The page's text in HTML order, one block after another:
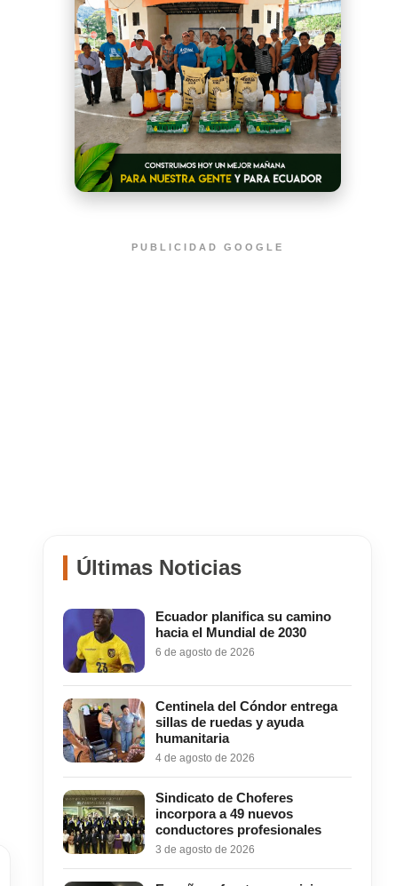
PUBLICIDAD GOOGLE
Últimas Noticias
Ecuador planifica su camino
hacia el Mundial de 2030
6 de agosto de 2026
Centinela del Cóndor entrega
sillas de ruedas y ayuda
humanitaria
4 de agosto de 2026
Sindicato de Choferes
incorpora a 49 nuevos
conductores profesionales
3 de agosto de 2026